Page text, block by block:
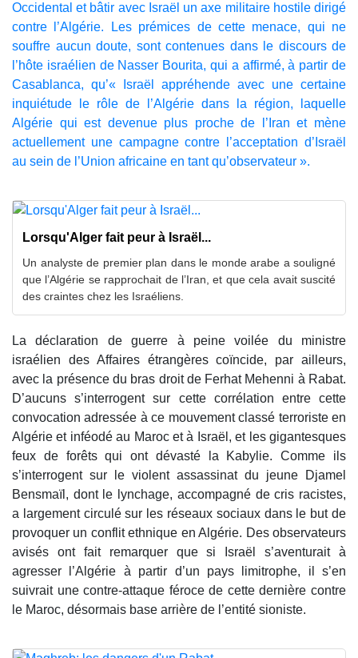
Occidental et bâtir avec Israël un axe militaire hostile dirigé
contre l’Algérie. Les prémices de cette menace, qui ne
souffre aucun doute, sont contenues dans le discours de
l’hôte israélien de Nasser Bourita, qui a affirmé, à partir de
Casablanca, qu’« Israël appréhende avec une certaine
inquiétude le rôle de l’Algérie dans la région, laquelle
Algérie qui est devenue plus proche de l’Iran et mène
actuellement une campagne contre l’acceptation d’Israël
au sein de l’Union africaine en tant qu’observateur ».
Lorsqu'Alger fait peur à Israël...
Un analyste de premier plan dans le monde arabe a souligné
que l’Algérie se rapprochait de l’Iran, et que cela avait suscité
des craintes chez les Israéliens.
La déclaration de guerre à peine voilée du ministre
israélien des Affaires étrangères coïncide, par ailleurs,
avec la présence du bras droit de Ferhat Mehenni à Rabat.
D’aucuns s’interrogent sur cette corrélation entre cette
convocation adressée à ce mouvement classé terroriste en
Algérie et inféodé au Maroc et à Israël, et les gigantesques
feux de forêts qui ont dévasté la Kabylie. Comme ils
s’interrogent sur le violent assassinat du jeune Djamel
Bensmaïl, dont le lynchage, accompagné de cris racistes,
a largement circulé sur les réseaux sociaux dans le but de
provoquer un conflit ethnique en Algérie. Des observateurs
avisés ont fait remarquer que si Israël s’aventurait à
agresser l’Algérie à partir d’un pays limitrophe, il s’en
suivrait une contre-attaque féroce de cette dernière contre
le Maroc, désormais base arrière de l’entité sioniste.